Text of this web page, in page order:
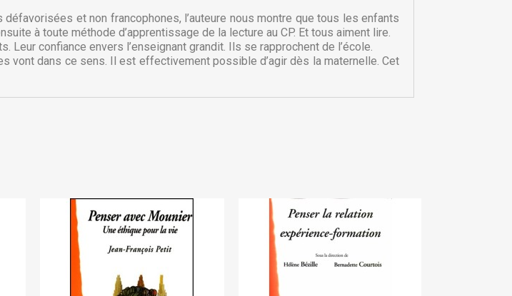
×
×
×
et non francophones, l’auteure nous montre que tous les enfants
à toute méthode d’apprentissage de la lecture au CP. Et tous aiment lire.
confiance envers l’enseignant grandit. Ils se rapprochent de l’école.
vont dans ce sens. Il est effectivement possible d’agir dès la maternelle. Cet